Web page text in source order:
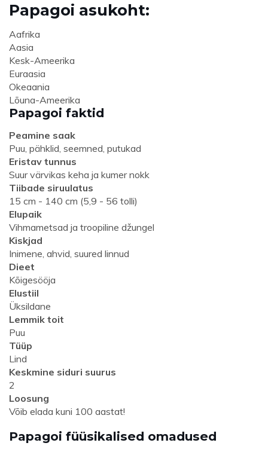
Papagoi asukoht:
Aafrika
Aasia
Kesk-Ameerika
Euraasia
Okeaania
Lõuna-Ameerika
Papagoi faktid
Peamine saak
Puu, pähklid, seemned, putukad
Eristav tunnus
Suur värvikas keha ja kumer nokk
Tiibade siruulatus
15 cm - 140 cm (5,9 - 56 tolli)
Elupaik
Vihmametsad ja troopiline džungel
Kiskjad
Inimene, ahvid, suured linnud
Dieet
Kõigesööja
Elustiil
Üksildane
Lemmik toit
Puu
Tüüp
Lind
Keskmine siduri suurus
2
Loosung
Võib elada kuni 100 aastat!
Papagoi füüsikalised omadused